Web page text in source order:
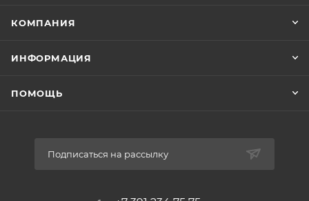
КОМПАНИЯ
ИНФОРМАЦИЯ
ПОМОЩЬ
Подписаться на рассылку